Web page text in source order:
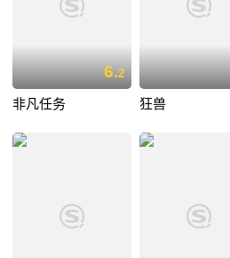
6.2
非凡任务 狂兽